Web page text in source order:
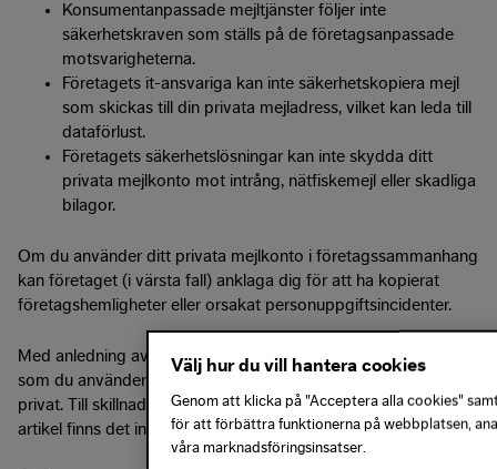
Konsumentanpassade mejltjänster följer inte
säkerhetskraven som ställs på de företagsanpassade
motsvarigheterna.
Företagets it-ansvariga kan inte säkerhetskopiera mejl
som skickas till din privata mejladress, vilket kan leda till
dataförlust.
Företagets säkerhetslösningar kan inte skydda ditt
privata mejlkonto mot intrång, nätfiskemejl eller skadliga
bilagor.
Om du använder ditt privata mejlkonto i företagssammanhang
kan företaget (i värsta fall) anklaga dig för att ha kopierat
företagshemligheter eller orsakat personuppgiftsincidenter.
Med anledning av detta ska du alltid ha två e-postadresser: en
som du använder för företaget och en som du använder
privat. Till skillnad från resten av rekommendationerna i denna
artikel finns det inget undantag från denna regel.
Välj hur du vill hantera cookies
Genom att klicka på "Acceptera alla cookies"
för att förbättra funktionerna på webbplatsen,
våra marknadsföringsinsatser.